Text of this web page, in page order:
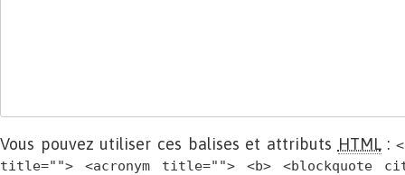
Vous pouvez utiliser ces balises et attributs HTML:
title=""> <acronym title=""> <b> <blockquote